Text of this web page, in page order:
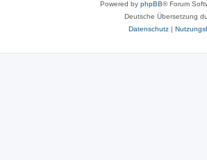
Powered by phpBB® Forum
Deutsche Übersetzung
Datenschutz|